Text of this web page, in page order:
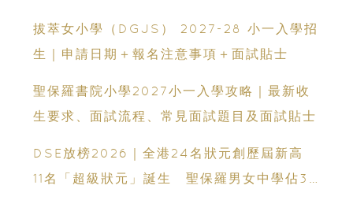
拔萃女小學（DGJS） 2027-28 小一入學招
生｜申請日期＋報名注意事項＋面試貼士
聖保羅書院小學2027小一入學攻略｜最新收
生要求、面試流程、常見面試題目及面試貼士
DSE放榜2026｜全港24名狀元創歷屆新高
11名「超級狀元」誕生 聖保羅男女中學佔3